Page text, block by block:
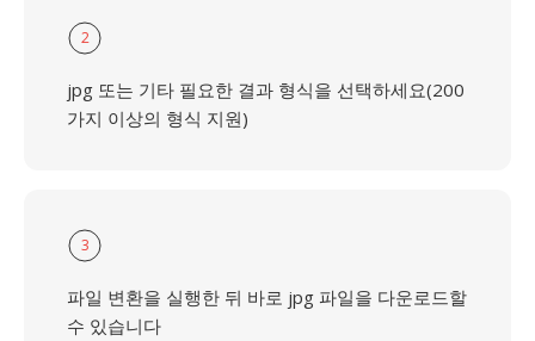
2
jpg 또는 기타 필요한 결과 형식을 선택하세요(200
가지 이상의 형식 지원)
3
파일 변환을 실행한 뒤 바로 jpg 파일을 다운로드할
수 있습니다